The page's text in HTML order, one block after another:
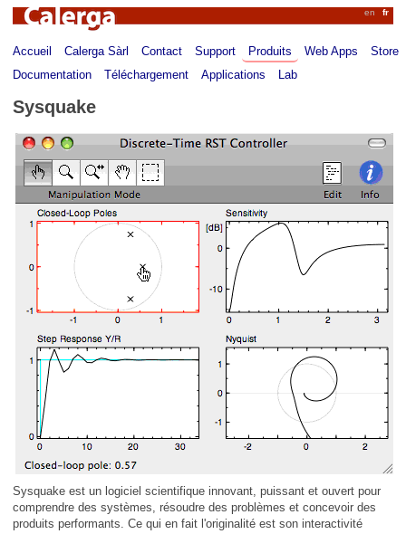
en fr
Calerga
Accueil Calerga Sàrl Contact Support Produits Web Apps
Store
Documentation
Téléchargement Applications Lab
Sysquake
Sysquake est un logiciel scientifique innovant, puissant et ouvert pour
comprendre des systèmes, résoudre des problèmes et concevoir des
produits performants. Ce qui en fait l'originalité est son interactivité